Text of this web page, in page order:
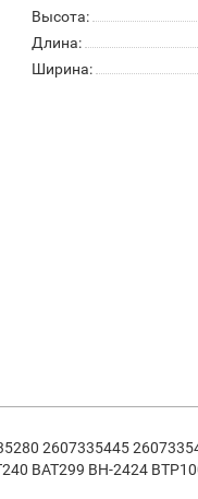
Высота:
Длина:
Ширина:
2607335445
BAT299 BH-2424